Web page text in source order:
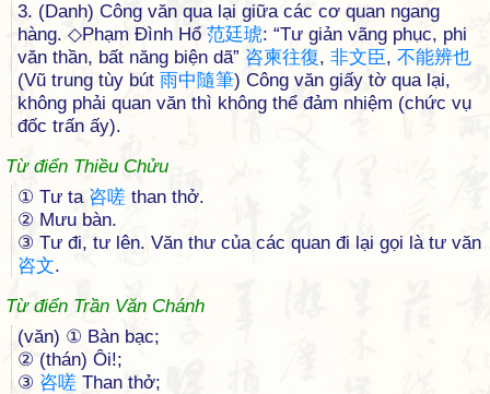
3. (Danh) Công văn qua lại giữa các cơ quan ngang
hàng. ◇Phạm Đình Hổ 范廷琥: “Tư giản vãng phục, phi
văn thần, bất năng biện dã” 咨柬往復, 非文臣, 不能辨也
(Vũ trung tùy bút 雨中隨筆) Công văn giấy tờ qua lại,
không phải quan văn thì không thể đảm nhiệm (chức vụ
đốc trấn ấy).
Từ điển Thiều Chửu
① Tư ta 咨嗟 than thở.
② Mưu bàn.
③ Tư đi, tư lên. Văn thư của các quan đi lại gọi là tư văn
咨文.
Từ điển Trần Văn Chánh
(văn) ① Bàn bạc;
② (thán) Ôi!;
③ 咨嗟 Than thở;